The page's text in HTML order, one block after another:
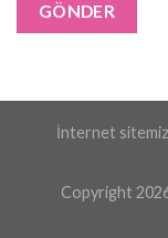
İnternet
Copyright